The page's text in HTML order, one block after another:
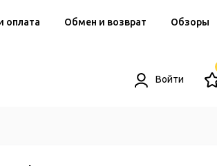
оплата Обмен и возврат Обзоры
Войти